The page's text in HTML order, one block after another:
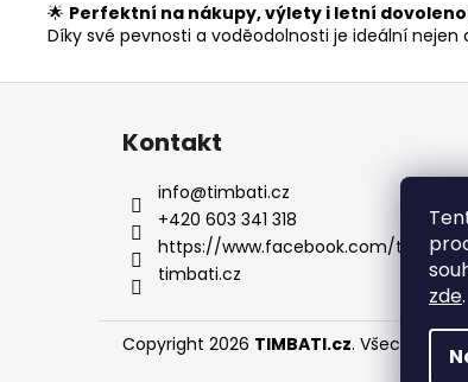
zde.
🌟 Perfektní na nákupy, výlety i letní
Díky své pevnosti a voděodolnosti je ideální
Z
Kontakt
info@timbati.cz
+420 603 341 318
https://www.facebook.com/
timbati.cz
Copyright 2026 TIMBATI.cz. Všechna